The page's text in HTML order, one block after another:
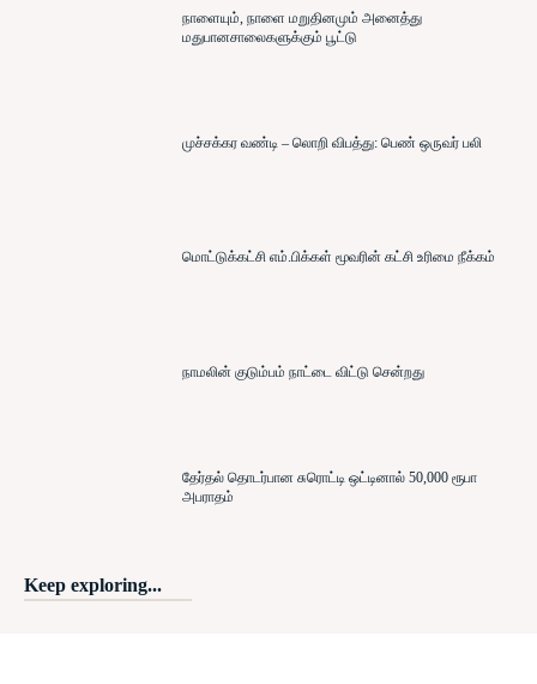
நாளையும், நாளை மறுதினமும் அனைத்து
மதுபானசாலைகளுக்கும் பூட்டு
முச்சக்கர வண்டி – லொறி விபத்து: பெண் ஒருவர் பலி
மொட்டுக்கட்சி எம்.பிக்கள் மூவரின் கட்சி உரிமை நீக்கம்
நாமலின் குடும்பம் நாட்டை விட்டு சென்றது
தேர்தல் தொடர்பான சுரொட்டி ஒட்டினால் 50,000 ரூபா
அபராதம்
Keep exploring...